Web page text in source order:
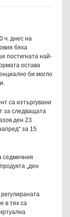
ч. днес на
бяха
постигната най-
остава
би могло
са изтъргувани
за следващата
ден 23
за 15
седмичния
„ден
в тях са